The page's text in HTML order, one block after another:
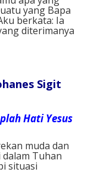
yang Bapa
berkata: Ia
diterimanya
Sigit
Hati Yesus
muda dan
Tuhan
situasi